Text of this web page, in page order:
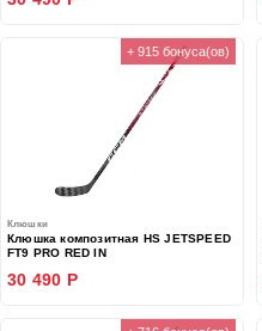
+ 915 бонуса(ов)
Клюшки
Клюшка композитная HS JETSPEED
FT9 PRO RED IN
30 490 Р